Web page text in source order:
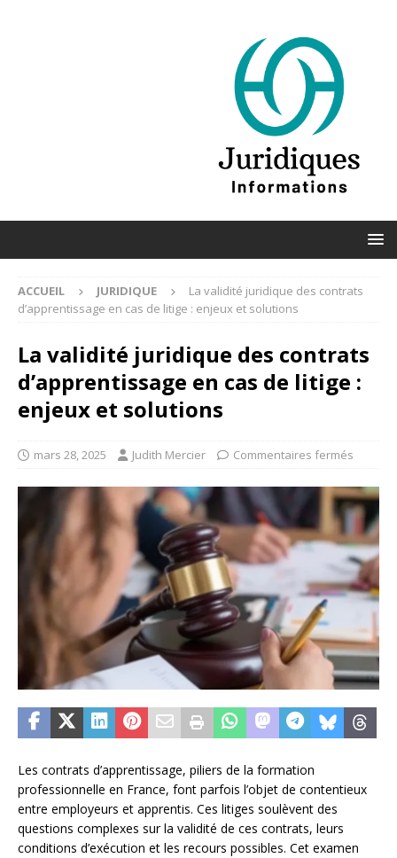
ACCUEIL JURIDIQUE
La validité juridique des contrats
d’apprentissage en cas de litige : enjeux et solutions
La validité juridique des contrats
d’apprentissage en cas de litige :
enjeux et solutions
mars 28, 2025 Judith Mercier Commentaires fermés
Les contrats d’apprentissage, piliers de la formation
professionnelle en France, font parfois l’objet de contentieux
entre employeurs et apprentis. Ces litiges soulèvent des
questions complexes sur la validité de ces contrats, leurs
conditions d’exécution et les recours possibles. Cet examen